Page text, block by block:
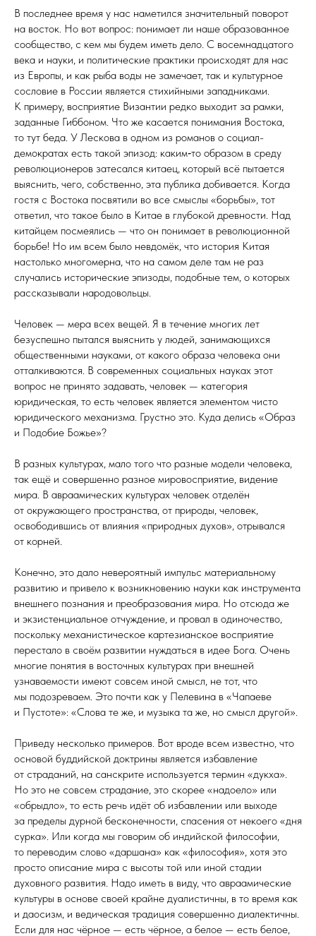
В последнее время у нас наметился значительный поворот
на восток. Но вот вопрос: понимает ли наше образованное
сообщество, с кем мы будем иметь дело. С восемнадцатого
века и науки, и политические практики происходят для нас
из Европы, и как рыба воды не замечает, так и культурное
сословие в России является стихийными западниками.
К примеру, восприятие Византии редко выходит за рамки,
заданные Гиббоном. Что же касается понимания Востока,
то тут беда. У Лескова в одном из романов о социал-
демократах есть такой эпизод: каким‑то образом в среду
революционеров затесался китаец, который всё пытается
выяснить, чего, собственно, эта публика добивается. Когда
гостя с Востока посвятили во все смыслы «борьбы», тот
ответил, что такое было в Китае в глубокой древности. Над
китайцем посмеялись — что он понимает в революционной
борьбе! Но им всем было невдомёк, что история Китая
настолько многомерна, что на самом деле там не раз
случались исторические эпизоды, подобные тем, о которых
рассказывали народовольцы.
Человек — мера всех вещей. Я в течение многих лет
безуспешно пытался выяснить у людей, занимающихся
общественными науками, от какого образа человека они
отталкиваются. В современных социальных науках этот
вопрос не принято задавать, человек — категория
юридическая, то есть человек является элементом чисто
юридического механизма. Грустно это. Куда делись «Образ
и Подобие Божье»?
В разных культурах, мало того что разные модели человека,
так ещё и совершенно разное мировосприятие, видение
мира. В авраамических культурах человек отделён
от окружающего пространства, от природы, человек,
освободившись от влияния «природных духов», отрывался
от корней.
Конечно, это дало невероятный импульс материальному
развитию и привело к возникновению науки как инструмента
внешнего познания и преобразования мира. Но отсюда же
и экзистенциальное отчуждение, и провал в одиночество,
поскольку механистическое картезианское восприятие
перестало в своём развитии нуждаться в идее Бога. Очень
многие понятия в восточных культурах при внешней
узнаваемости имеют совсем иной смысл, не тот, что
мы подозреваем. Это почти как у Пелевина в «Чапаеве
и Пустоте»: «Слова те же, и музыка та же, но смысл другой».
Приведу несколько примеров. Вот вроде всем известно, что
основой буддийской доктрины является избавление
от страданий, на санскрите используется термин «дукха».
Но это не совсем страдание, это скорее «надоело» или
«обрыдло», то есть речь идёт об избавлении или выходе
за пределы дурной бесконечности, спасения от некоего «дня
сурка». Или когда мы говорим об индийской философии,
то переводим слово «даршана» как «философия», хотя это
просто описание мира с высоты той или иной стадии
духовного развития. Надо иметь в виду, что авраамические
культуры в основе своей крайне дуалистичны, в то время как
и даосизм, и ведическая традиция совершенно диалектичны.
Если для нас чёрное — есть чёрное, а белое — есть белое,